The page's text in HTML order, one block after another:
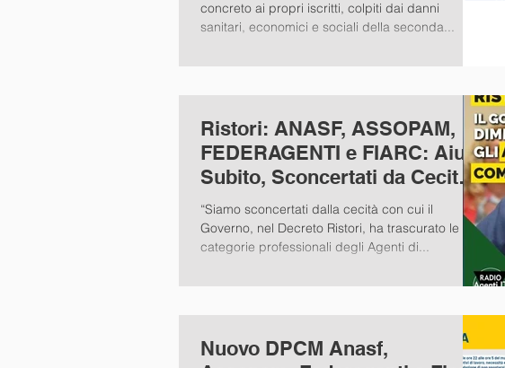
concreto ai propri iscritti, colpiti dai danni
sanitari, economici e sociali della seconda...
Ristori: ANASF, ASSOPAM,
FEDERAGENTI e FIARC: Aiuti
Subito, Sconcertati da Cecità
del Governo
“Siamo sconcertati dalla cecità con cui il
Governo, nel Decreto Ristori, ha trascurato le
categorie professionali degli Agenti di...
Nuovo DPCM Anasf,